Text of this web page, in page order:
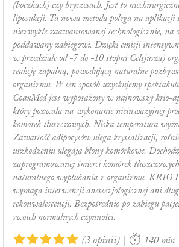
(boczkach) czy bryczesach. Jest to
liposukcji. Ta nowa metoda polega na aplikacji
niezwykle zaawansowanej technologicznie, na
poddawany zabiegowi. Dzięki emisji
w przedziale od -7 do -10 stopni Celsjusza)
reakcję zapalną, powodującą naturalne
organizmu. W ten sposób uzyskujemy
CoaxMed jest wyposażony w najnowszy krio-
który pozwala na wykonanie nieinwazyjnej
komórek tłuszczowych. Niska temperatura
Zawartość adipocytów ulega krystalizacji,
uszkodzeniu ulegają błony komórkowe.
zaprogramowanej śmierci komórek
naturalnego wypłukania z organizmu. KRIO
wymaga interwencji anestezjologicznej ani
rekonwalescencji. Bezpośrednio po zabiegu
swoich normalnych czynności.
(3 opinii) 140 min